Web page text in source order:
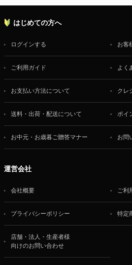
はじめての方へ
ログインする お客
ご利用ガイド よく
お支払い方法について クレ
送料・出荷・配送について ポイ
お中元・お歳暮ご贈答マナー お問
運営会社
会社概要 ご利
プライバシーポリシー 特定
店舗・法人・生産者様
向けのお問い合わせ